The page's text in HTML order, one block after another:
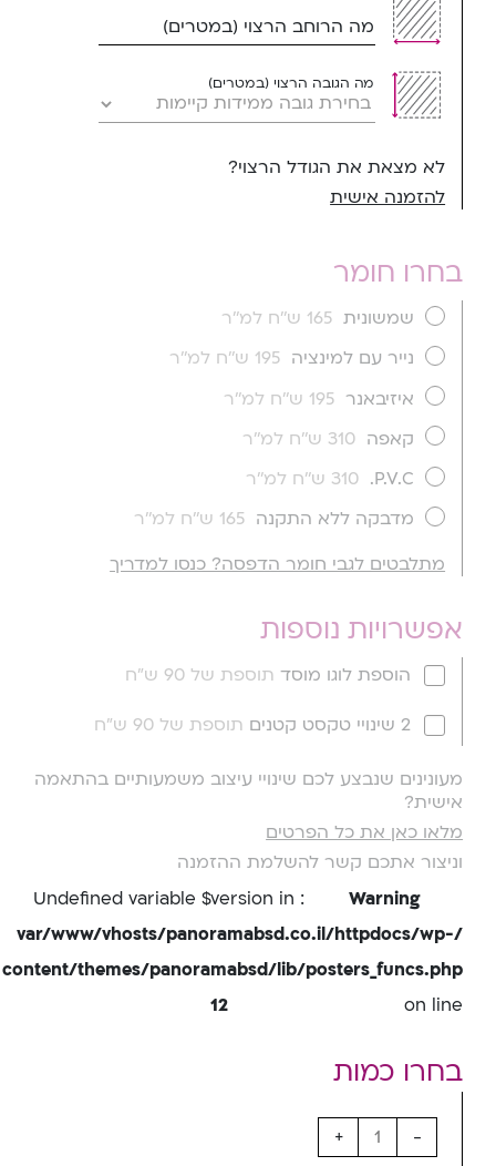
מה הרוחב הרצוי (במטרים)
מה הגובה הרצוי (במטרים)
לא מצאת את הגודל הרצוי?
להזמנה אישית
בחרו חומר
שמשונית 165 ש''ח למ''ר
נייר עם למינציה 195 ש''ח למ''ר
איזיבאנר 195 ש''ח למ''ר
קאפה 310 ש''ח למ''ר
P.V.C.
310 ש''ח למ''ר
מדבקה ללא התקנה 165 ש''ח למ''ר
מתלבטים לגבי חומר הדפסה? כנסו למדריך
אפשרויות נוספות
הוספת לוגו מוסד תוספת של 90 ש"ח
2 שינויי טקסט קטנים תוספת של 90 ש"ח
מעונינים שנבצע לכם שינויי עיצוב משמעותיים בהתאמה
אישית?
מלאו כאן את כל הפרטים
וניצור אתכם קשר להשלמת ההזמנה
Warning
: Undefined variable $version in
/var/www/vhosts/panoramabsd.co.il/httpdocs/wp-
content/themes/panoramabsd/lib/posters_funcs.php
on line
12
-
+